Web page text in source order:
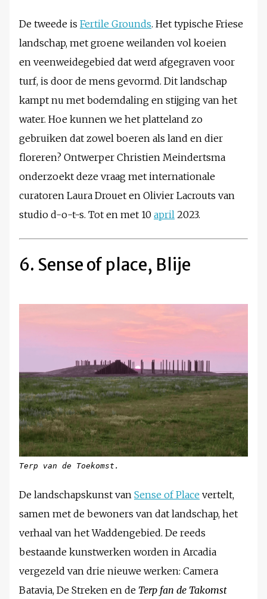
De tweede is Fertile Grounds. Het typische Friese
landschap, met groene weilanden vol koeien
en veenweidegebied dat werd afgegraven voor
turf, is door de mens gevormd. Dit landschap
kampt nu met bodemdaling en stijging van het
water. Hoe kunnen we het platteland zo
gebruiken dat zowel boeren als land en dier
floreren? Ontwerper Christien Meindertsma
onderzoekt deze vraag met internationale
curatoren Laura Drouet en Olivier Lacrouts van
studio d-o-t-s. Tot en met 10 april 2023.
6. Sense of place, Blije
Terp van de Toekomst.
De landschapskunst van Sense of Place vertelt,
samen met de bewoners van dat landschap, het
verhaal van het Waddengebied. De reeds
bestaande kunstwerken worden in Arcadia
vergezeld van drie nieuwe werken: Camera
Batavia, De Streken en de Terp fan de Takomst